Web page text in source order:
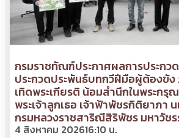
กรมราชทัณฑ์ประกาศผลการประกว
ประกวดประพันธ์บทกวีฝีมือผู้ต้องขัง
เทิดพระเกียรติ น้อมสำนึกในพระก
พระเจ้าลูกเธอ เจ้าฟ้าพัชรกิติยาภา
กรมหลวงราชสาริณีสิริพัชร มหาวัช
4 สิงหาคม 202616:10 น.